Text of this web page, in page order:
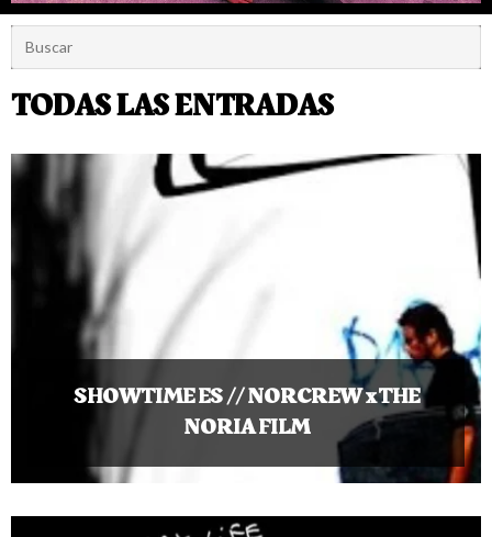
TODAS LAS ENTRADAS
SHOWTIME ES // NORCREW x THE
NORIA FILM